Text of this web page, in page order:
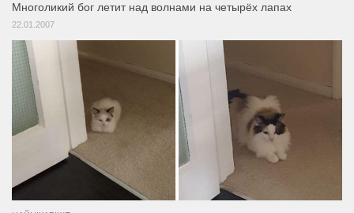
Многоликий бог летит над волнами на четырёх лапах
22.01.2007